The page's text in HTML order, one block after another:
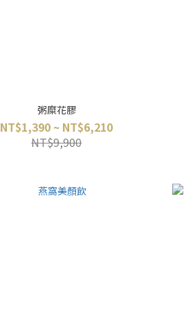
粥糜花膠
NT$1,390 ~ NT$6,210
NT$9,900